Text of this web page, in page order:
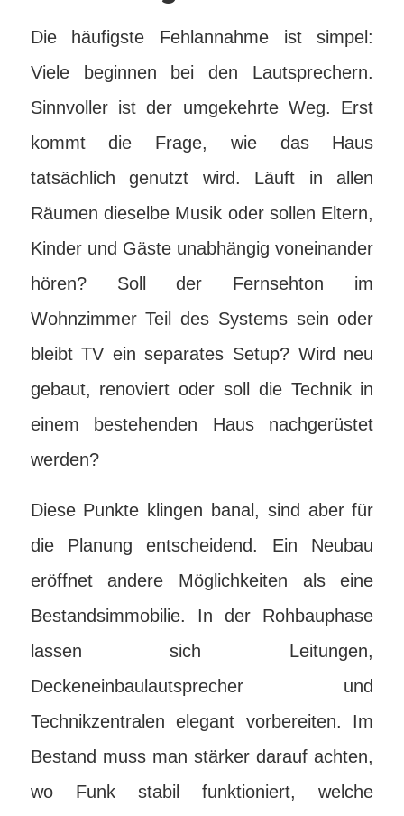
Die häufigste Fehlannahme ist simpel:
Viele beginnen bei den Lautsprechern.
Sinnvoller ist der umgekehrte Weg. Erst
kommt die Frage, wie das Haus
tatsächlich genutzt wird. Läuft in allen
Räumen dieselbe Musik oder sollen Eltern,
Kinder und Gäste unabhängig voneinander
hören? Soll der Fernsehton im
Wohnzimmer Teil des Systems sein oder
bleibt TV ein separates Setup? Wird neu
gebaut, renoviert oder soll die Technik in
einem bestehenden Haus nachgerüstet
werden?
Diese Punkte klingen banal, sind aber für
die Planung entscheidend. Ein Neubau
eröffnet andere Möglichkeiten als eine
Bestandsimmobilie. In der Rohbauphase
lassen sich Leitungen,
Deckeneinbaulautsprecher und
Technikzentralen elegant vorbereiten. Im
Bestand muss man stärker darauf achten,
wo Funk stabil funktioniert, welche